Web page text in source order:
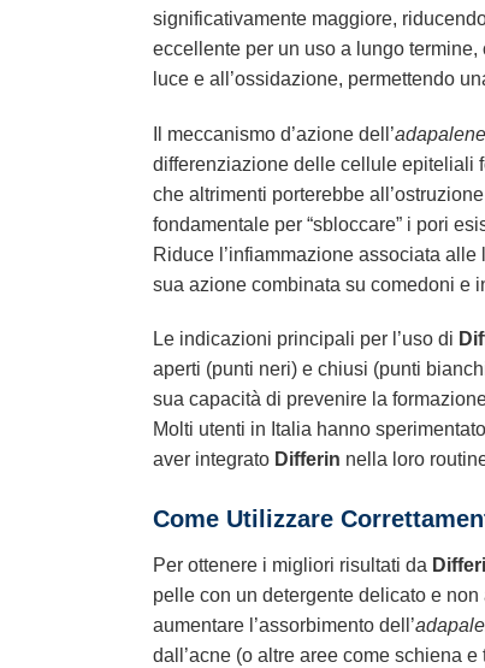
significativamente maggiore,
eccellente per un uso a lungo
luce e all’ossidazione, permettendo
Il meccanismo d’azione dell’adapalene
differenziazione delle cellule epiteliali
che altrimenti porterebbe
fondamentale per “sbloccare” i pori
Riduce l’infiammazione associata
sua azione combinata su comedoni e
Le indicazioni principali per l’uso di
aperti (punti neri) e chiusi (punti
sua capacità di prevenire la
Molti utenti in Italia hanno
aver integrato Differin nella loro
Come Utilizzare
Per ottenere i migliori risultati da
pelle con un detergente delicato e
aumentare l’assorbimento dell’
dall’acne (o altre aree come schiena